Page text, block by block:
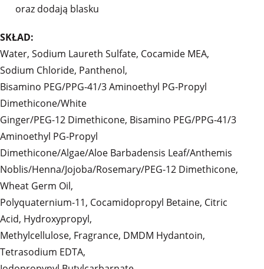
oraz dodają blasku
SKŁAD:
Water, Sodium Laureth Sulfate, Cocamide MEA,
Sodium Chloride, Panthenol,
Bisamino PEG/PPG-41/3 Aminoethyl PG-Propyl
Dimethicone/White
Ginger/PEG-12 Dimethicone, Bisamino PEG/PPG-41/3
Aminoethyl PG-Propyl
Dimethicone/Algae/Aloe Barbadensis Leaf/Anthemis
Noblis/Henna/Jojoba/Rosemary/PEG-12 Dimethicone,
Wheat Germ Oil,
Polyquaternium-11, Cocamidopropyl Betaine, Citric
Acid, Hydroxypropyl,
Methylcellulose, Fragrance, DMDM Hydantoin,
Tetrasodium EDTA,